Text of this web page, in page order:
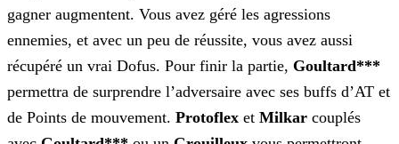
gagner augmentent. Vous avez géré les agressions
ennemies, et avec un peu de réussite, vous avez aussi
récupéré un vrai Dofus. Pour finir la partie, Goultard***
permettra de surprendre l’adversaire avec ses buffs d’AT et
de Points de mouvement. Protoflex et Milkar couplés